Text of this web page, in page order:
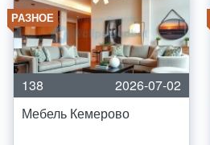
РАЗНОЕ
138
2026-07-02
Мебель Кемерово